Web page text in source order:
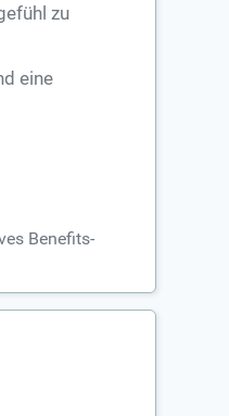
zu
eine
Benefits-